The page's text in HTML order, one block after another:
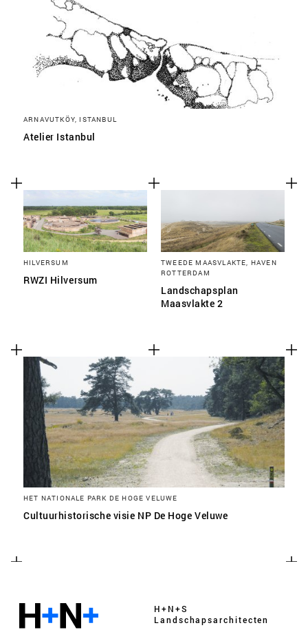
ARNAVUTKÖY, ISTANBUL
Atelier Istanbul
HILVERSUM
RWZI Hilversum
TWEEDE MAASVLAKTE, HAVEN
ROTTERDAM
Landschapsplan
Maasvlakte 2
HET NATIONALE PARK DE HOGE VELUWE
Cultuurhistorische visie NP De Hoge Veluwe
H+N+S
Landschaps­architecten